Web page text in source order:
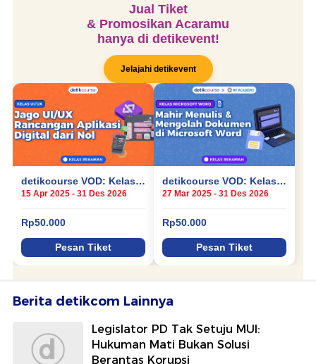
Berita detikcom Lainnya
Legislator PD Tak Setuju MUI:
Hukuman Mati Bukan Solusi
Berantas Korupsi